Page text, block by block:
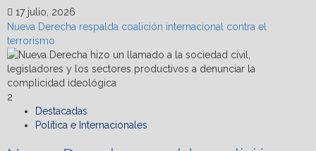
17 julio, 2026
Nueva Derecha respalda coalición internacional contra el
terrorismo
2
Destacadas
Política e Internacionales